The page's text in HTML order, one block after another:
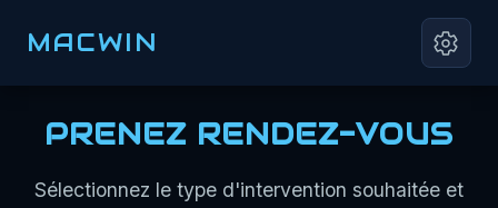
MACWIN
PRENEZ RENDEZ-VOUS
Sélectionnez le type d'intervention souhaitée et